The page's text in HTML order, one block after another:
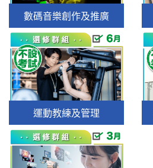
數碼音樂創作及推廣
運動教練及管理